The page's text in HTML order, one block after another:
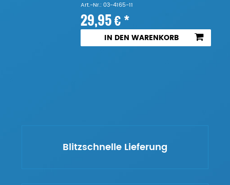
Art.-Nr.: 03-4165-11
29,95 € *
IN DEN WARENKORB
Blitzschnelle Lieferung